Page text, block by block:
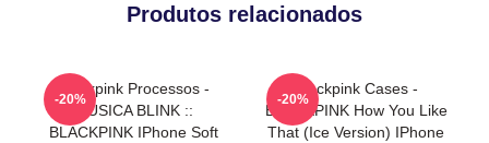
Produtos relacionados
Blackpink Processos -
MÚSICA BLINK ::
BLACKPINK IPhone Soft
-20%
Blackpink Cases -
BLACKPINK How You Like
That (ice Version) IPhone
-20%